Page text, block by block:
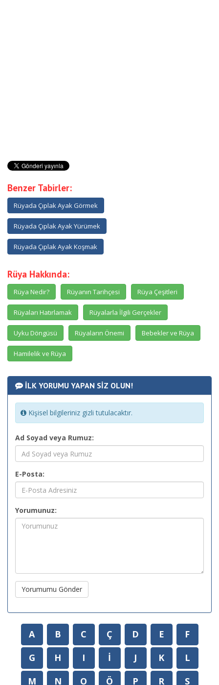
Benzer Tabirler:
Rüyada Çıplak Ayak Görmek
Rüyada Çıplak Ayak Yürümek
Rüyada Çıplak Ayak Koşmak
Rüya Hakkında:
Rüya Nedir? Rüyanın Tarihçesi Rüya Çeşitleri
Rüyaları Hatırlamak Rüyalarla İlgili Gerçekler
Uyku Döngüsü Rüyaların Önemi Bebekler ve Rüya
Hamilelik ve Rüya
İLK YORUMU YAPAN SİZ OLUN!
Kişisel bilgileriniz gizli tutulacaktır.
Ad Soyad veya Rumuz:
E-Posta:
Yorumunuz:
Yorumumu Gönder
A B C Ç D E
F
G
H I İ J K
L
M
N O Ö P R S